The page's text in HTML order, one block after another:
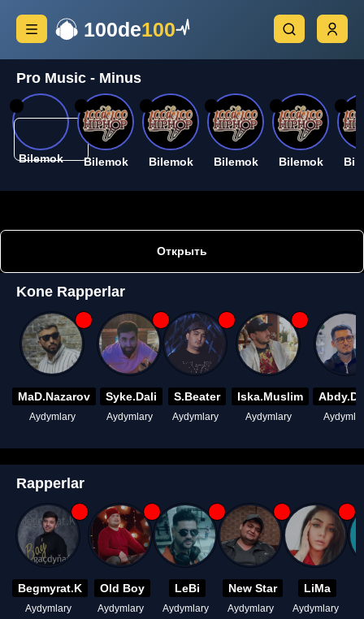
100de100
Pro Music - Minus
Bilemok Bilemok Bilemok Bilemok Bilemok
Открыть
Kone Rapperlar
MaD.Nazarov
Aydymlary
Syke.Dali
Aydymlary
S.Beater
Aydymlary
Iska.Muslim
Aydymlary
Rapperlar
Begmyrat.K
Aydymlary
Old Boy
Aydymlary
LeBi
Aydymlary
New Star
Aydymlary
LiMa
Aydymlary